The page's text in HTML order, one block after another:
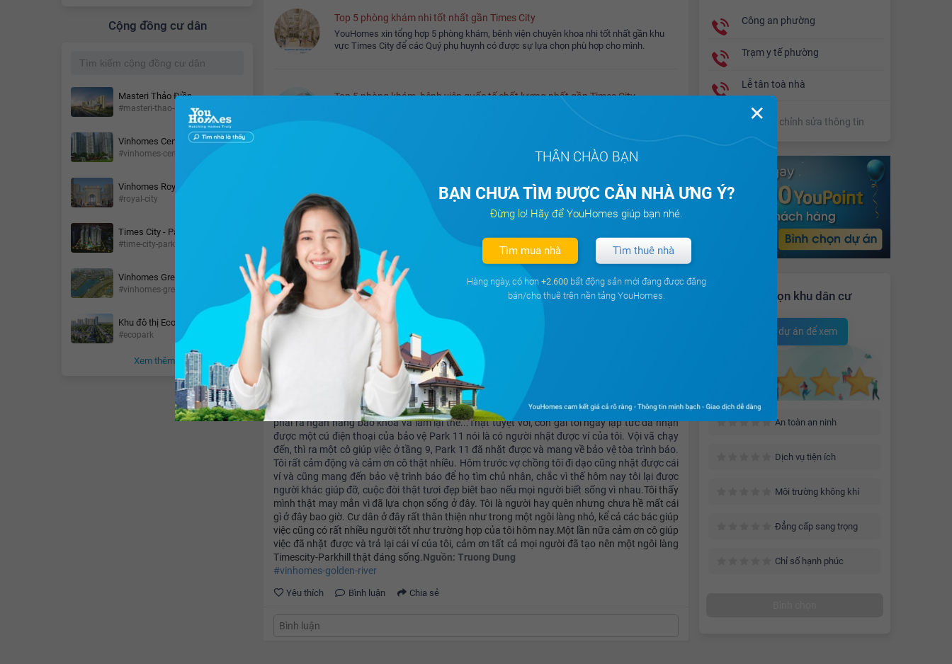
Cộng đồng cư dân
Masteri Thảo Điền
#masteri-thao-dien
Vinhomes Central Park
#vinhomes-central-park
Vinhomes Royal City
#royal-city
Times City - Park Hill
#time-city-park-hill
Vinhomes Green Bay
#vinhomes-green-bay
Khu đô thị Ecopark
#ecopark
Xem thêm
Công an phường
Trạm y tế phường
Lễ tân toà nhà
Đề xuất chỉnh sửa thông tin
Bình chọn khu dân cư
Chọn dự án để xem
An toàn an ninh
Dịch vụ tiện ích
Môi trường không khí
Đẳng cấp sang trọng
Chỉ số hạnh phúc
Top 5 phòng khám nhi tốt nhất gần Times City
YouHomes xin tổng hợp 5 phòng khám, bênh viện chuyên khoa nhi tốt nhất gần khu
vực Times City để các Quý phụ huynh có được sự lựa chọn phù hợp cho mình.
Top 5 phòng khám, bệnh viện quốc tế chất lượng nhất gần Times City
Hình ảnh Tài liệu Chia sẻ
youhomer chuẩn 14 tháng 11, 2019
Một ngày đầu đông mưa rét nhưng ấm áp tình người.Sáng nay đưa các cháu đi học từ
Park10, trời mưa, tay xách nách mang, tôi đã làm rơi cái ví trong đó có điện thoại, các loại
thẻ, cả thẻ tín dụng và một ít tiền mặt. Đang lo mất thì mất hết số liên lạc ở điện thoại và lại
phải ra ngân hàng báo khóa và làm lại thẻ...Thật tuyệt vời, con gái tôi ngay lập tức đã nhận
được một cú điện thoại của bảo vệ Park 11 nói là có người nhặt được ví của tôi. Vội vã chạy
đến, thì ra một cô giúp việc ở tầng 9, Park 11 đã nhặt được và mang về bảo vệ tòa trình báo.
Tôi rất cảm động và cảm ơn cô thật nhiều. Hôm trước vợ chồng tôi đi dạo cũng nhặt được cái
ví và cũng mang đến bảo vệ trình báo để họ tìm chủ nhân, chắc vì thế hôm nay tôi lại được
người khác giúp đỡ, cuộc đời thật tươi đẹp biêt bao nếu mọi người biết sống vì nhau.Tôi thấy
mình thật may mắn vì đã lựa chọn sống ở đây. Tôi là người hay quên nhưng chưa hề mất cái
gì ở đây bao giờ. Cư dân ở đây rất thân thiện như trong một ngôi làng nhỏ, kể cả các bác giúp
việc cũng có rất nhiều người tốt như trường hợp của tôi hôm nay.Một lần nữa cảm ơn cô giúp
việc đã nhặt được và trả lại cái ví của tôi, cảm ơn tất cả mọi người đã tạo nên một ngôi làng
Timescity-Parkhill thật đáng sống.Nguồn: Truong Dung
#vinhomes-golden-river
Yêu thích Bình luận Chia sẻ
✕
THÂN CHÀO BẠN
BẠN CHƯA TÌM ĐƯỢC CĂN NHÀ ƯNG Ý?
Đừng lo! Hãy để YouHomes giúp bạn nhé.
Tìm mua nhà Tìm thuê nhà
Hàng ngày, có hơn +2.600 bất động sản mới đang được đăng
bán/cho thuê trên nền tảng YouHomes.